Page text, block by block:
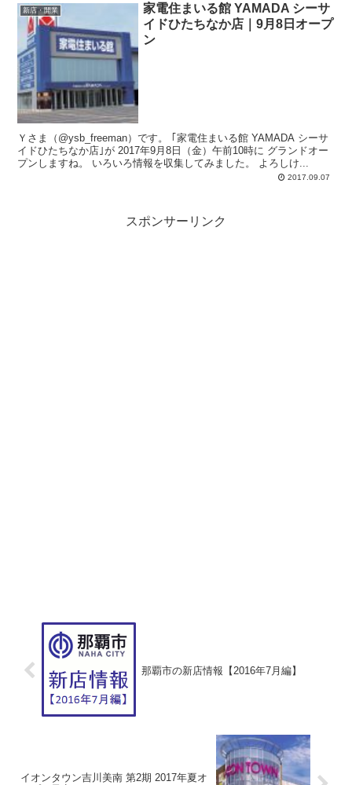
新店・開業
家電住まいる館 YAMADA シーサ
イドひたちなか店｜9月8日オープ
ン
Ｙさま（@ysb_freeman）です。 ｢家電住まいる館 YAMADA シーサ
イドひたちなか店｣が 2017年9月8日（金）午前10時に グランドオー
プンしますね。 いろいろ情報を収集してみました。 よろしけ...
2017.09.07
スポンサーリンク
那覇市の新店情報【2016年7月編】
イオンタウン吉川美南 第2期 2017年夏オ